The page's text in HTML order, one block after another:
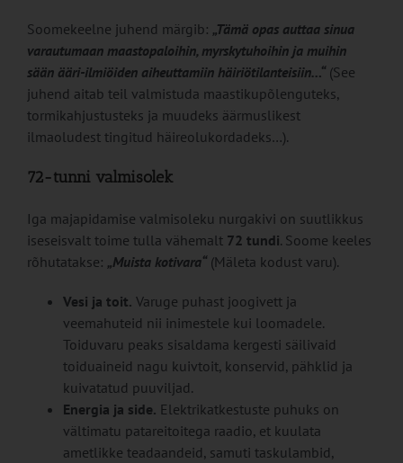
Soomekeelne juhend märgib: „Tämä opas auttaa sinua
varautumaan maastopaloihin, myrskytuhoihin ja muihin
sään ääri-ilmiöiden aiheuttamiin häiriötilanteisiin…“(See
juhend aitab teil valmistuda maastikupõlenguteks,
tormikahjustusteks ja muudeks äärmuslikest
ilmaoludest tingitud häireolukordadeks…).
72-tunni valmisolek
Iga majapidamise valmisoleku nurgakivi on suutlikkus
iseseisvalt toime tulla vähemalt 72 tundi. Soome keeles
rõhutatakse: „Muista kotivara“(Mäleta kodust varu).
Vesi ja toit. Varuge puhast joogivett ja
veemahuteid nii inimestele kui loomadele.
Toiduvaru peaks sisaldama kergesti säilivaid
toiduaineid nagu kuivtoit, konservid, pähklid ja
kuivatatud puuviljad.
Energia ja side. Elektrikatkestuste puhuks on
vältimatu patareitoitega raadio, et kuulata
ametlikke teadaandeid, samuti taskulambid,